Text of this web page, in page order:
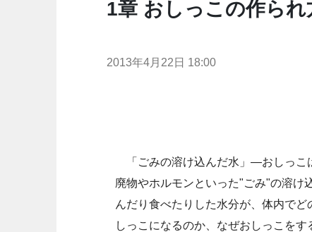
1章 おしっこの作られ
2013年4月22日 18:00
「ごみの溶け込んだ水」―おしっこ
廃物やホルモンといった"ごみ"の溶け
んだり食べたりした水分が、体内で
しっこになるのか、なぜおしっこを